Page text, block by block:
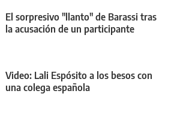
El sorpresivo "llanto" de Barassi tras
la acusación de un participante
Video: Lali Espósito a los besos con
una colega española